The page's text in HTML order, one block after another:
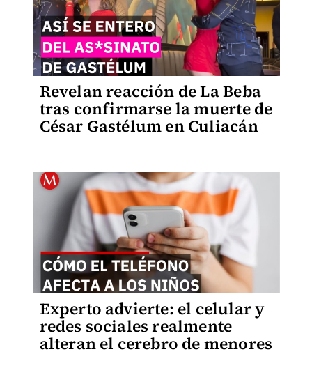
Revelan reacción de La Beba
tras confirmarse la muerte de
César Gastélum en Culiacán
Experto advierte: el celular y
redes sociales realmente
alteran el cerebro de menores